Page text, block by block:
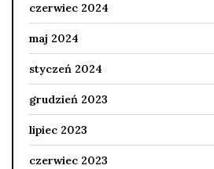
czerwiec 2024
maj 2024
styczeń 2024
grudzień 2023
lipiec 2023
czerwiec 2023